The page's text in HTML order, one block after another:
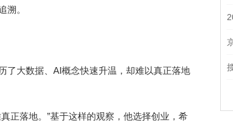
溯。
大数据、AI概念快速升温，却难以真正落地
落地。”基于这样的观察，他选择创业，希